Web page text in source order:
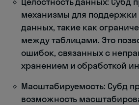
механизмы для поддержки
данных, такие как
между таблицами. Это
ошибок, связанных с
хранением и обработкой
Масштабируемость: Субд
возможность